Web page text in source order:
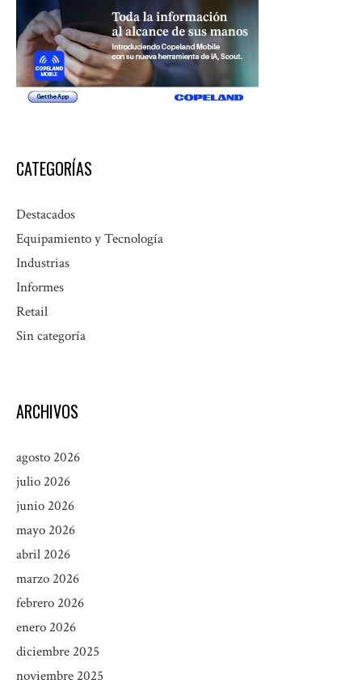
CATEGORÍAS
Destacados
Equipamiento y Tecnología
Industrias
Informes
Retail
Sin categoría
ARCHIVOS
agosto 2026
julio 2026
junio 2026
mayo 2026
abril 2026
marzo 2026
febrero 2026
enero 2026
diciembre 2025
noviembre 2025